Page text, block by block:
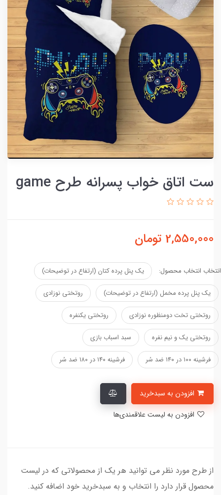
ست اتاق خواب پسرانه طرح game
2,550,000 تومان
انتخاب انتخاب محصول: یک پنل پرده کتان (ارتفاع در توضیحات)
یک پنل پرده مخمل (ارتفاع در توضیحات) روتختی نوزادی
روتختی تخت دومنظوره نوزادی روتختی یکنفره
روتختی یک و نیم نفره سبد اسباب بازی
فرشینه ۱۰۰ در ۱۴۰ ضد سُر فرشینه ۱۴۰ در ۱۸۰ ضد سُر
از طرح مورد نظر می توانید هر یک از محصولاتی که در لیست
محصول قرار دارد را انتخاب و به سبدخرید خود اضافه کنید.